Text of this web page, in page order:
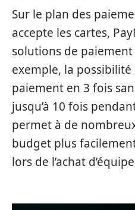
Sur le plan des
accepte les cartes,
solutions de
exemple, la
paiement en 3 fois
jusqu’à 10 fois
permet à de
budget plus
lors de l’achat